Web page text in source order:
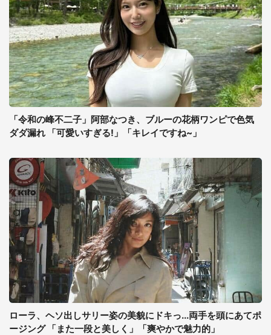
「令和の峰不二子」阿部なつき、ブルーの花柄ワンピで色気
ダダ漏れ 「可愛いすぎる!」「キレイですね~」
ローラ、ヘソ出しサリー姿の美貌にドキっ...両手を頭にあてポ
ージング 「また一段と美しく」「爽やかで魅力的」